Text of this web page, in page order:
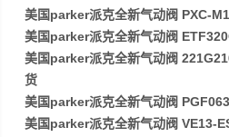
美国parker派克全新气动阀 PXC-
美国parker派克全新气动阀
美国parker派克全新气动阀
货
美国parker派克全新气动阀
美国parker派克全新气动阀 VE13-